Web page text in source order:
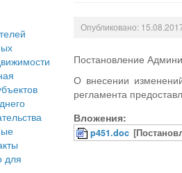
для
Опубликовано:
Постановление
О внесении
регламента
Вложения:
p451.doc